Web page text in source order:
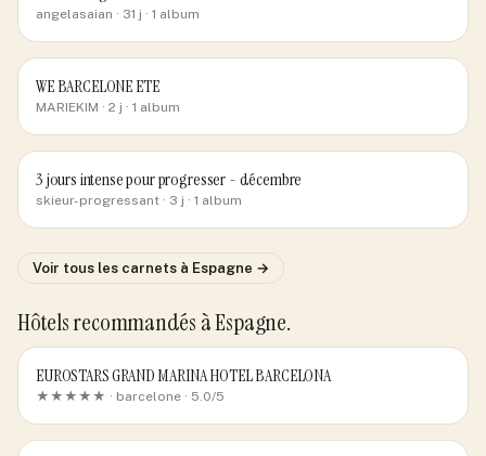
angelasaian · 31 j · 1 album
WE BARCELONE ETE
MARIEKIM · 2 j · 1 album
3 jours intense pour progresser - décembre
skieur-progressant · 3 j · 1 album
Voir tous les carnets à Espagne →
Hôtels recommandés à Espagne.
EUROSTARS GRAND MARINA HOTEL BARCELONA
★★★★★ · barcelone · 5.0/5